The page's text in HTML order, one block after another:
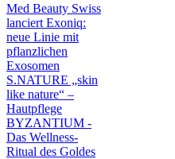
Med Beauty Swiss
lanciert Exoniq:
neue Linie mit
pflanzlichen
Exosomen
S.NATURE „skin
like nature“ –
Hautpflege
BYZANTIUM -
Das Wellness-
Ritual des Goldes